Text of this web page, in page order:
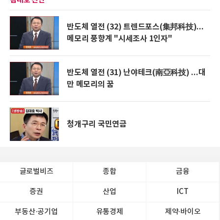
반도체 열전 (32) 트렌드포스(集邦科技)...
메모리 풍향계 "시세조사 1인자"
반도체 열전 (31) 난야테크(南亞科技) ...대
만 메모리의 꿈
청개구리 국민연금
글로벌비즈 종합 금융
증권 산업 ICT
부동산·공기업 유통경제 제약∙바이오